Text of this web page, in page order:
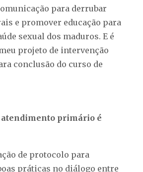
para derrubar
e promover educação para
sexual dos maduros. E é
projeto de intervenção
conclusão do curso de
atendimento primário é
de protocolo para
práticas no diálogo entre